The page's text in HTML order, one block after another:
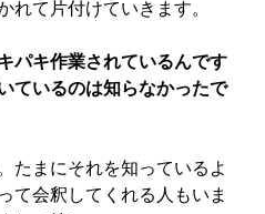
れて片付けていきます。
キ作業されているんです
ているのは知らなかったで
たまにそれを知っているよ
て会釈してくれる人もいま